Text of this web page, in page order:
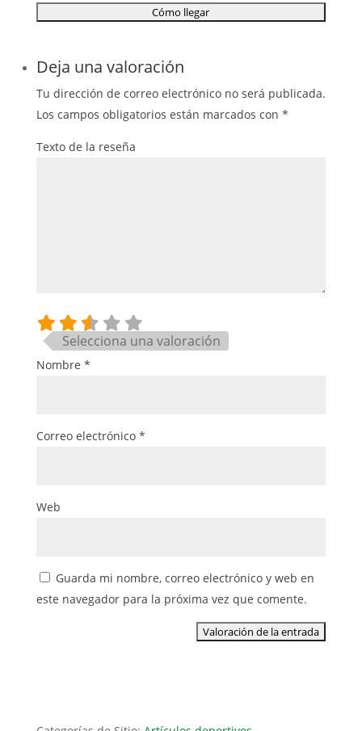
Deja una valoración
Tu dirección de correo electrónico no será publicada.
Los campos obligatorios están marcados con *
Texto de la reseña
Selecciona una valoración
Nombre *
Correo electrónico *
Web
Guarda mi nombre, correo electrónico y web en
este navegador para la próxima vez que comente.